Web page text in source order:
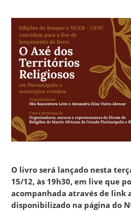
O livro será lançado nesta
15/12, às 19h30, em live que
acompanhada através de link
disponibilizado na página do